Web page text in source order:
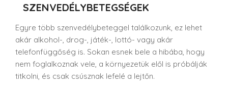
SZENVEDÉLYBETEGSÉGEK
Egyre több szenvedélybeteggel találkozunk, ez lehet
akár alkohol-, drog-, játék-, lottó- vagy akár
telefonfüggőség is. Sokan esnek bele a hibába, hogy
nem foglalkoznak vele, a környezetük elől is próbálják
titkolni, és csak csúsznak lefelé a lejtőn.